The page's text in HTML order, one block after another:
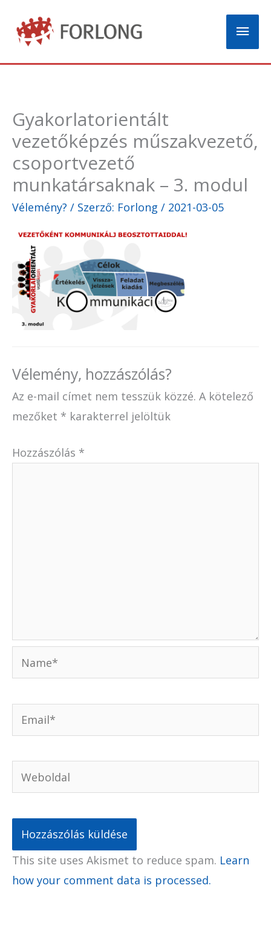
content
Main
Gyakorlatorientált
vezetőképzés műszakvezető,
csoportvezető
munkatársaknak – 3. modul
Vélemény? / Szerző: Forlong / 2021-03-05
Vélemény, hozzászólás?
Az e-mail címet nem tesszük közzé. A kötelező
mezőket * karakterrel jelöltük
Hozzászólás *
Name*
Email*
Weboldal
This site uses Akismet to reduce spam. Learn
how your comment data is processed.